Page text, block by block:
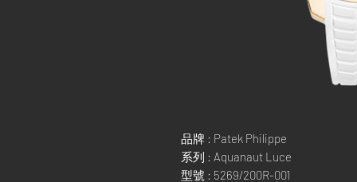
品牌 : Patek Philippe
系列 : Aquanaut Luce
型號 : 5269/200R-001